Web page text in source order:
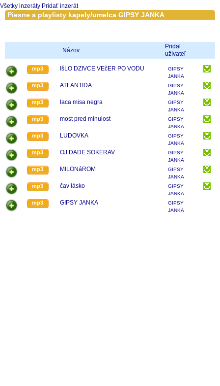
Všetky inzeráty Pridať inzerát
Piesne a playlisty kapely/umelca GIPSY JANKA
Názov
Pridal
užívateľ
mp3 IšLO DZIVCE VEčER PO VODU
GIPSY
JANKA
mp3 ATLANTIDA
GIPSY
JANKA
mp3 laca misa negra
GIPSY
JANKA
mp3 most pred minulost
GIPSY
JANKA
mp3 LUDOVKA
GIPSY
JANKA
mp3 OJ DADE SOKERAV
GIPSY
JANKA
mp3 MILONáROM
GIPSY
JANKA
mp3 čav lásko
GIPSY
JANKA
mp3 GIPSY JANKA
GIPSY
JANKA